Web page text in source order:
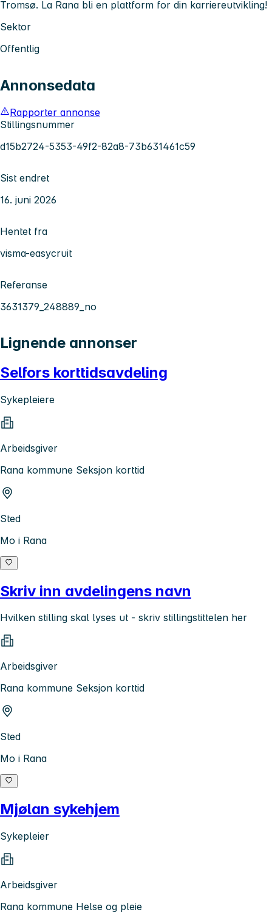
Tromsø. La Rana bli en plattform for din karriereutvikling!
Sektor
Offentlig
Annonsedata
Rapporter annonse
Stillingsnummer
d15b2724-5353-49f2-82a8-73b631461c59
Sist endret
16. juni 2026
Hentet fra
visma-easycruit
Referanse
3631379_248889_no
Lignende annonser
Selfors korttidsavdeling
Sykepleiere
Arbeidsgiver
Rana kommune Seksjon korttid
Sted
Mo i Rana
Skriv inn avdelingens navn
Hvilken stilling skal lyses ut - skriv stillingstittelen her
Arbeidsgiver
Rana kommune Seksjon korttid
Sted
Mo i Rana
Mjølan sykehjem
Sykepleier
Arbeidsgiver
Rana kommune Helse og pleie